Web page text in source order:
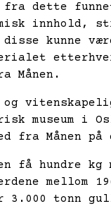
fra dette
innhold,
kunne
Månen.
museum i
fra Månen på
hundre kg
mellom
3.000